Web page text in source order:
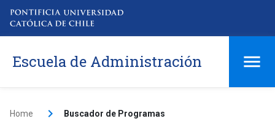
Escuela de Administración
Home Buscador de Programas